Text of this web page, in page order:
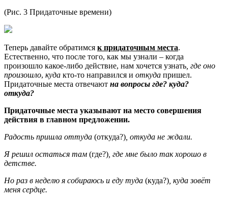
(Рис. 3 Придаточные времени)
Теперь давайте обратимся к придаточным места.
Естественно, что после того, как мы узнали – когда
произошло какое-либо действие, нам хочется узнать , где оно
произошло, куда кто-то направился и откуда пришел.
Придаточные места отвечают на вопросы где? куда?
откуда?
Придаточные места указывают на место совершения
действия в главном предложении.
Радость пришла оттуда (откуда?) , откуда не ждали.
Я решил остаться там (где?) , где мне было так хорошо в
детстве.
Но раз в неделю я собираюсь и еду туда (куда?) , куда зовёт
меня сердце.